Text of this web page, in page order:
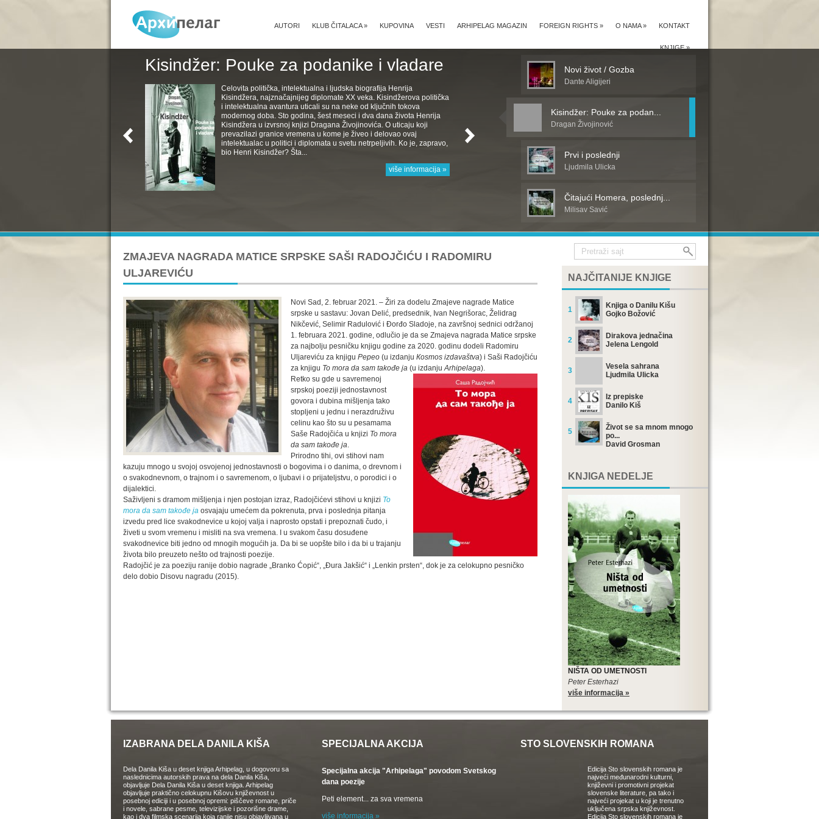
KONTAKT
O NAMA»
FOREIGN RIGHTS »
ARHIPELAG MAGAZIN
VESTI
KUPOVINA
KLUB ČITALACA»
AUTORI
KNJIGE»
Kisindžer: Pouke za podanike i vladare
Celovita politička, intelektualna i ljudska biografija Henrija
Kisindžera, najznačajnijeg diplomate XX veka. Kisindžerova politička
i intelektualna avantura uticali su na neke od ključnih tokova
modernog doba. Sto godina, šest meseci i dva dana života Henrija
Kisindžera u izvrsnoj knjizi Dragana Živojinovića. O uticaju koji
prevazilazi granice vremena u kome je živeo i delovao ovaj
intelektualac u politici i diplomata u svetu netrpeljivih. Ko je, zapravo,
bio Henri Kisindžer? Šta...
više informacija »
Novi život / Gozba
Dante Aligijeri
Kisindžer: Pouke za podan...
Dragan Živojinović
Prvi i poslednji
Ljudmila Ulicka
Čitajući Homera, poslednj...
Milisav Savić
ZMAJEVA NAGRADA MATICE SRPSKE SAŠI RADOJČIĆU I RADOMIRU
ULJAREVIĆU
Novi Sad, 2. februar 2021. – Žiri za dodelu Zmajeve nagrade Matice
srpske u sastavu: Jovan Delić, predsednik, Ivan Negrišorac, Želidrag
Nikčević, Selimir Radulović i Đorđo Sladoje, na završnoj sednici održanoj
1. februara 2021. godine, odlučio je da se Zmajeva nagrada Matice srpske
za najbolju pesničku knjigu godine za 2020. godinu dodeli Radomiru
Uljareviću za knjigu Pepeo (u izdanju Кosmos izdavaštva) i Saši Radojčiću
za knjigu To mora da sam takođe ja (u izdanjuArhipelaga).
Retko su gde u savremenoj
srpskoj poeziji jednostavnost
govora i dubina mišljenja tako
stopljeni u jednu i nerazdruživu
celinu kao što su u pesamama
Saše Radojčića u knjizi To mora
da sam takođe ja.
Prirodno tihi, ovi stihovi nam
kazuju mnogo u svojoj osvojenoj jednostavnosti o bogovima i o danima, o drevnom i
o svakodnevnom, o trajnom i o savremenom, o ljubavi i o prijateljstvu, o porodici i o
dijalektici.
Saživljeni s dramom mišljenja i njen postojan izraz, Radojčićevi stihovi u knjizi To
mora da sam takođe ja osvajaju umećem da pokrenuta, prva i poslednja pitanja
izvedu pred lice svakodnevice u kojoj valja i naprosto opstati i prepoznati čudo, i
živeti u svom vremenu i misliti na sva vremena. I u svakom času dosuđene
svakodnevice biti jedno od mnogih mogućih ja. Da bi se uopšte bilo i da bi u trajanju
života bilo preuzeto nešto od trajnosti poezije.
Radojčić je za poeziju ranije dobio nagrade „Branko Ćopić“, „Đura Jakšić“ i „Lenkin prsten“, dok je za celokupno pesničko
delo dobio Disovu nagradu (2015).
NAJČITANIJE KNJIGE
1
Knjiga o Danilu Kišu
Gojko Božović
2
Dirakova jednačina
Jelena Lengold
3
Vesela sahrana
Ljudmila Ulicka
4
Iz prepiske
Danilo Kiš
5
Život se sa mnom mnogo
po...
David Grosman
KNJIGA NEDELJE
NIŠTA OD UMETNOSTI
Peter Esterhazi
više informacija »
IZABRANA DELA DANILA KIŠA
Dela Danila Kiša u deset knjiga Arhipelag, u dogovoru sa
naslednicima autorskih prava na dela Danila Kiša,
objavljuje Dela Danila Kiša u deset knjiga. Arhipelag
objavljuje praktično celokupnu Kišovu književnost u
posebnoj ediciji i u posebnoj opremi: piščeve romane, priče
i novele, sabrane pesme, televizijske i pozorišne drame,
kao i dva filmska scenarija koja ranije nisu objavljivana u
SPECIJALNA AKCIJA
Specijalna akcija "Arhipelaga" povodom Svetskog
dana poezije
Peti element... za sva vremena
više informacija »
STO SLOVENSKIH ROMANA
Edicija Sto slovenskih romana je
najveći međunarodni kulturni,
književni i promotivni projekat
slovenske literature, pa tako i
najveći projekat u koji je trenutno
uključena srpska književnost.
Edicija Sto slovenskih romana je